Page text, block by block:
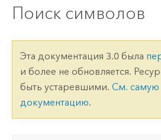
Поиск символов
Эта документация 3.0 была
и более не обновляется.
быть устаревшими. См.
документацию.